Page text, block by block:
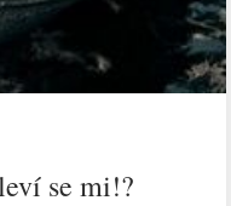
se mi!?